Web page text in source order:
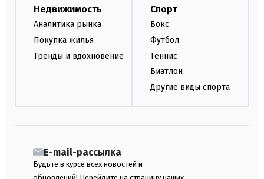
Недвижимость
Аналитика рынка
Покупка жилья
Тренды и вдохновение
Спорт
Бокс
Футбол
Теннис
Биатлон
Другие виды спорта
E-mail-рассылка
Будьте в курсе всех новостей и